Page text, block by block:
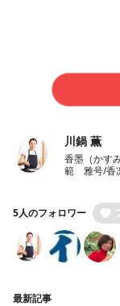
川鍋 薫
香墨（かす
範 雅号/香
5人のフォロワー
最新記事